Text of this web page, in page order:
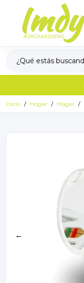
Inicio Hogar Hogar
←